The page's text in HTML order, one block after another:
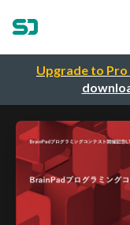
Upgrade to Pro